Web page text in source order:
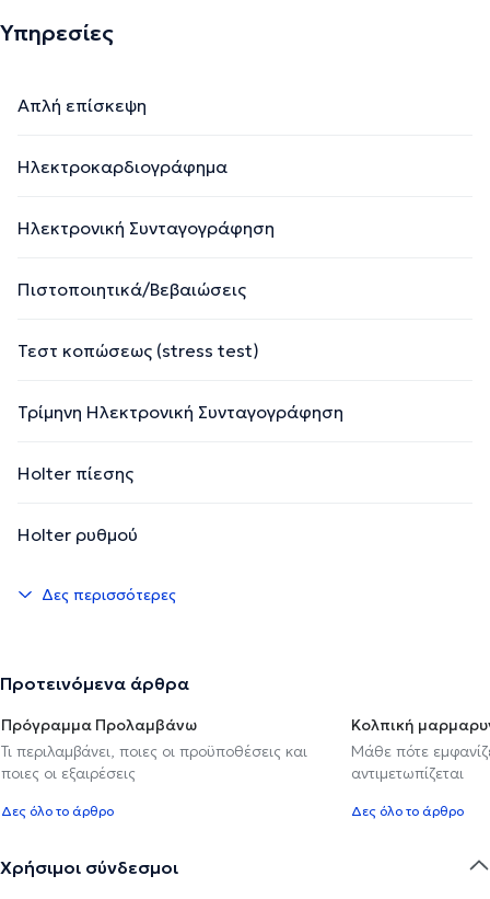
Υπηρεσίες
Απλή επίσκεψη
Ηλεκτροκαρδιογράφημα
Ηλεκτρονική Συνταγογράφηση
Πιστοποιητικά/Βεβαιώσεις
Τεστ κοπώσεως (stress test)
Τρίμηνη Ηλεκτρονική Συνταγογράφηση
Holter πίεσης
Holter ρυθμού
Δες περισσότερες
Προτεινόμενα άρθρα
Πρόγραμμα Προλαμβάνω
Τι περιλαμβάνει, ποιες οι προϋποθέσεις και
ποιες οι εξαιρέσεις
Δες όλο το άρθρο
Κολπική
Μάθε πότε
αντιμετωπίζεται
Δες όλο το άρθρο
Χρήσιμοι σύνδεσμοι